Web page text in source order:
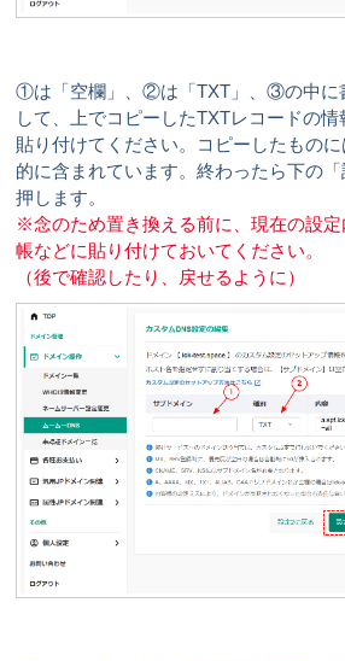
①は「空欄」、②は「TXT」、③の中に
して、上でコピーしたTXTレコードの
貼り付けてください。コピーしたもの
的に含まれています。終わったら下の
押します。
※念のため置き換える前に、現在の設
帳などに貼り付けておいてください。
（後で確認したり、戻せるように）